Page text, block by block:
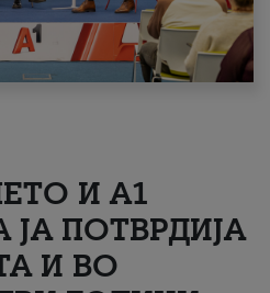
И A1
ПОТВРДИЈА
И ВО